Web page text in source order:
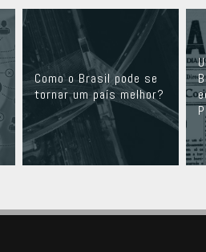
Como o Brasil pode se
tornar um país melhor?